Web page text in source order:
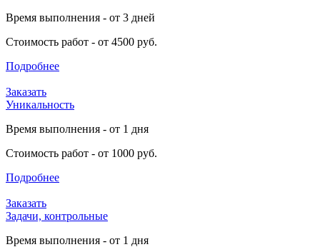
Время выполнения - от 3 дней
Стоимость работ - от 4500 руб.
Подробнее
Заказать
Уникальность
Время выполнения - от 1 дня
Стоимость работ - от 1000 руб.
Подробнее
Заказать
Задачи, контрольные
Время выполнения - от 1 дня